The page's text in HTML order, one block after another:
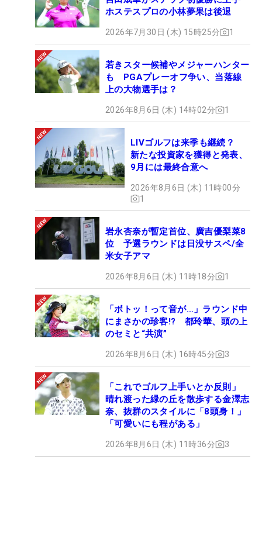
ホステスプロの小林夢果は後退
2026年7月30日 (木) 15時25分 1
若きスター候補やメジャーハンター
も PGAプレーオフ争い、当落線
上の大物選手は？
2026年8月6日 (木) 14時02分 1
LIVゴルフは来季も継続？
新たな投資家を獲得と発表、
9月には最終合意へ
2026年8月6日 (木) 11時00分
1
岩永杏奈が暫定首位、廣吉優梨菜8
位 予選ラウンドは日没サスペ/全
米女子アマ
2026年8月6日 (木) 11時18分 1
「ボトッ！って音が…」ラウンド中
にまさかの珍客!? 都玲華、頭の上
のセミと“共演”
2026年8月6日 (木) 16時45分 3
「これでゴルフ上手いとか反則」
晴れ渡った緑の丘を散歩する金澤志
奈、抜群のスタイルに「8頭身！」
「可愛いにも程がある」
2026年8月6日 (木) 11時36分 3